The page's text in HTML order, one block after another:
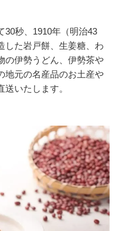
30秒、1910年（明治43
した岩戸餅、生姜糖、わ
の伊勢うどん、伊勢茶や
地元の名産品のお土産や
いたします。